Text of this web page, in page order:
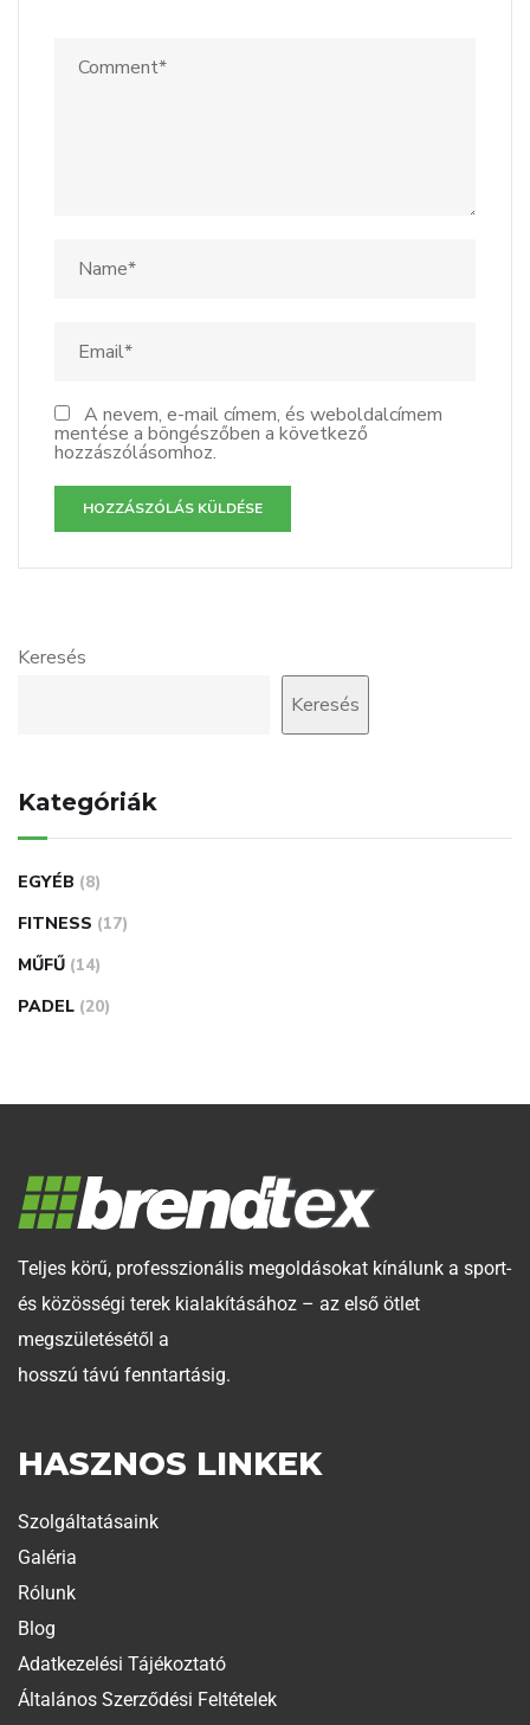
A nevem, e-mail címem, és weboldalcímem
mentése a böngészőben a következő
hozzászólásomhoz.
Keresés
Keresés
Kategóriák
EGYÉB (8)
FITNESS (17)
MŰFŰ (14)
PADEL (20)
Teljes körű, professzionális megoldásokat kínálunk a sport-
és közösségi terek kialakításához – az első ötlet
megszületésétől a
hosszú távú fenntartásig.
HASZNOS LINKEK
Szolgáltatásaink
Galéria
Rólunk
Blog
Adatkezelési Tájékoztató
Általános Szerződési Feltételek